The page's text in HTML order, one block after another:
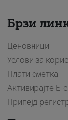
Брзи
Ценовници
Услови за
Плати сметка
Активирајте Е-
Припејд